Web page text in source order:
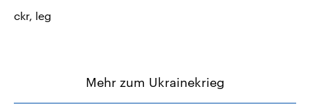
ckr, leg
Mehr zum Ukrainekrieg